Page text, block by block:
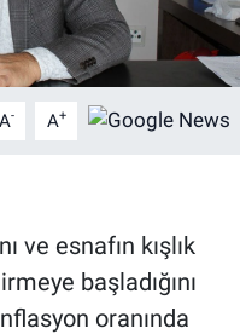
A- A+
ve esnafın kışlık
başladığını
oranında